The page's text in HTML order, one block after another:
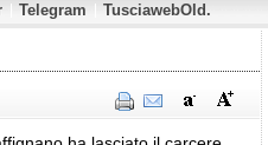
Telegram TusciawebOld.